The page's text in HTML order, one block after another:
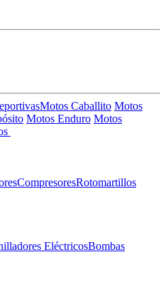
Motos Caballito Motos
Motos Enduro Motos
CompresoresRotomartillos
EléctricosBombas